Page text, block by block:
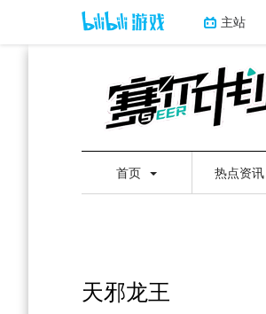
主站
首页 热点资讯
天邪龙王